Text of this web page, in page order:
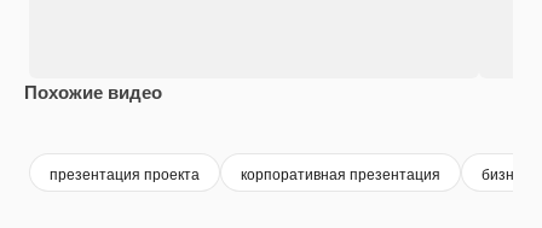
Похожие видео
презентация проекта корпоративная презентация бизнес